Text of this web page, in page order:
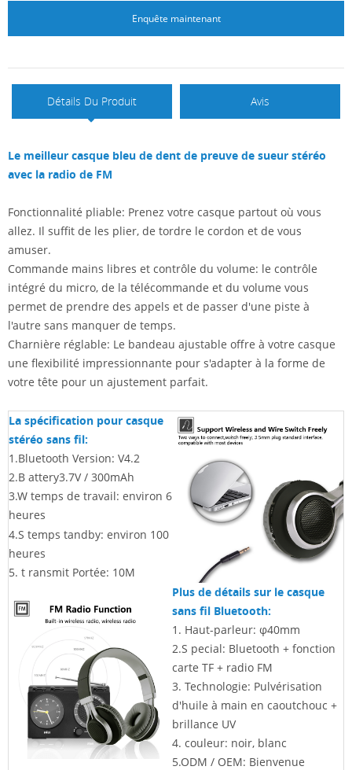
Enquête maintenant
Détails Du Produit Avis
Le meilleur casque bleu de dent de preuve de sueur stéréo
avec la radio de FM
Fonctionnalité pliable: Prenez votre casque partout où vous
allez. Il suffit de les plier, de tordre le cordon et de vous
amuser.
Commande mains libres et contrôle du volume: le contrôle
intégré du micro, de la télécommande et du volume vous
permet de prendre des appels et de passer d'une piste à
l'autre sans manquer de temps.
Charnière réglable: Le bandeau ajustable offre à votre casque
une flexibilité impressionnante pour s'adapter à la forme de
votre tête pour un ajustement parfait.
La spécification pour casque
stéréo sans fil:
1.Bluetooth Version: V4.2
2.B attery3.7V / 300mAh
3.W temps de travail: environ 6
heures
4.S temps tandby: environ 100
heures
5. t ransmit Portée: 10M
Plus de détails sur le casque
sans fil Bluetooth:
1. Haut-parleur: φ40mm
2.S pecial: Bluetooth + fonction
carte TF + radio FM
3. Technologie: Pulvérisation
d'huile à main en caoutchouc +
brillance UV
4. couleur: noir, blanc
5.ODM / OEM: Bienvenue